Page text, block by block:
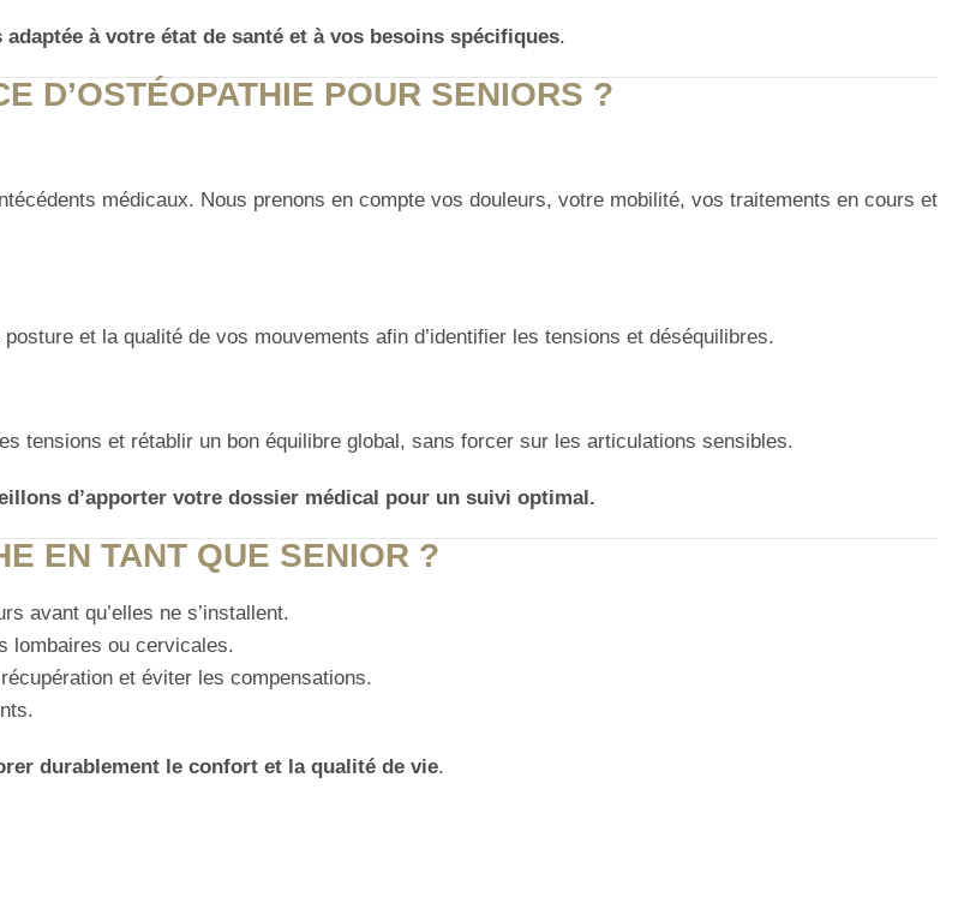
à votre état de santé et à vos besoins spécifiques.
D’OSTÉOPATHIE POUR SENIORS ?
médicaux. Nous prenons en compte vos douleurs, votre mobilité, vos traitements en cours et
et la qualité de vos mouvements afin d’identifier les tensions et déséquilibres.
tensions et rétablir un bon équilibre global, sans forcer sur les articulations sensibles.
d’apporter votre dossier médical pour un suivi optimal.
EN TANT QUE SENIOR ?
avant qu’elles ne s’installent.
lombaires ou cervicales.
et éviter les compensations.
durablement le confort et la qualité de vie.